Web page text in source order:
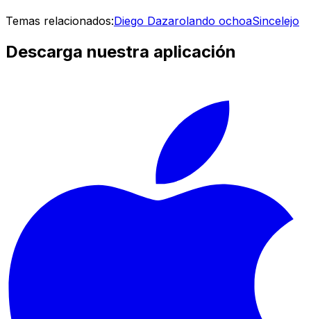
Temas relacionados:Diego Dazarolando ochoaSincelejo
Descarga nuestra aplicación